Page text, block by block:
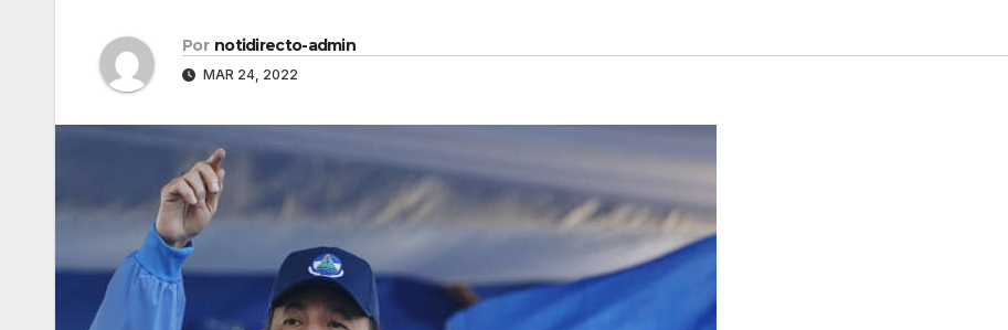
Por notidirecto-admin
MAR 24, 2022